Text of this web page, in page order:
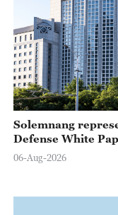
Solemnang
Defense White
06-Aug-2026